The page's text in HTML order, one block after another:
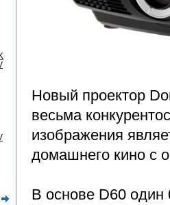
Новый проектор
весьма
изображения
домашнего кино с
В основе D60